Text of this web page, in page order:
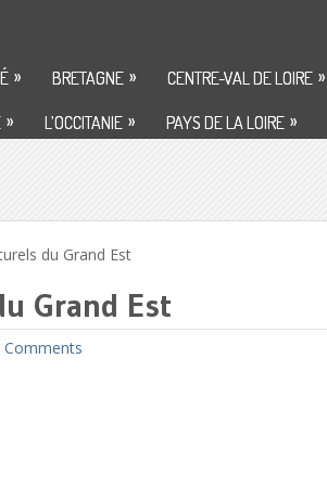
» BRETAGNE » CENTRE-VAL DE LOIRE »
» L’OCCITANIE » PAYS DE LA LOIRE »
du Grand Est
Grand Est
Comments